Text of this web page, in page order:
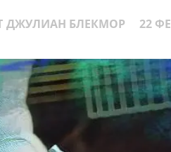
ДЖУЛИАН БЛЕКМОР 22